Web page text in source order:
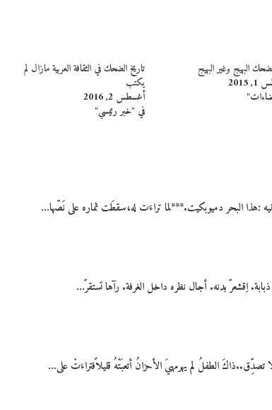
البهيج وغير البهيج
تاريخ الضحك في الثقافة العربية مازال لم
يكتب
أغسطس 2, 2016
في "خبر رئيسي"
:هذا البحر دميوبكيت.***لما تراءَت له،سقطَت ثماره على نَصّها…
اِقشعرّ بدنه. أجال نظره داخل الغرفة. رآها تستقرّ…
الطفلُ لم يهرمهيَ الأحزانُ أتعبَتْهُ قليلاًفتراءَتْ على…